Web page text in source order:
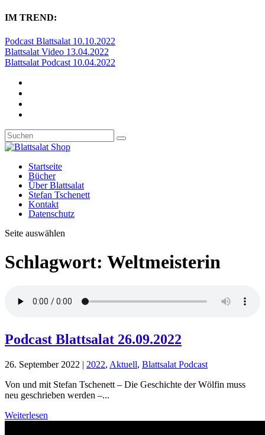
IM TREND:
Podcast Blattsalat 10.10.2022
Blattsalat Video 13.04.2022
Blattsalat Podcast 10.04.2022
Startseite
Bücher
Über Blattsalat
Stefan Tschenett
Kontakt
Datenschutz
Seite auswählen
Schlagwort: Weltmeisterin
Podcast Blattsalat 26.09.2022
26. September 2022 | 2022, Aktuell, Blattsalat Podcast
Von und mit Stefan Tschenett – Die Geschichte der Wölfin muss
neu geschrieben werden –...
Weiterlesen